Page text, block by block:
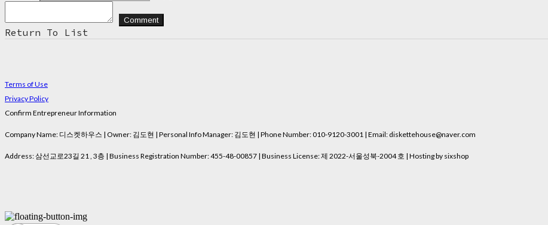
Comment
Return To List
Terms of Use
Privacy Policy
Confirm Entrepreneur Information
Company Name: 디스켓하우스 | Owner: 김도현 | Personal Info Manager: 김도현 | Phone Number: 010-9120-3001 | Email: diskettehouse@naver.com
Address: 삼선교로23길 21 , 3층 | Business Registration Number:455-48-00857 | Business License:제 2022-서울성북-2004 호 | Hosting by sixshop